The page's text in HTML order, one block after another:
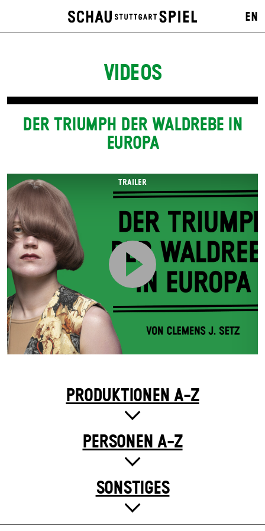
EN
VIDEOS
DER TRIUMPH DER WALDREBE IN
EUROPA
TRAILER
PRODUKTIONEN A-Z
PERSONEN A-Z
SONSTIGES